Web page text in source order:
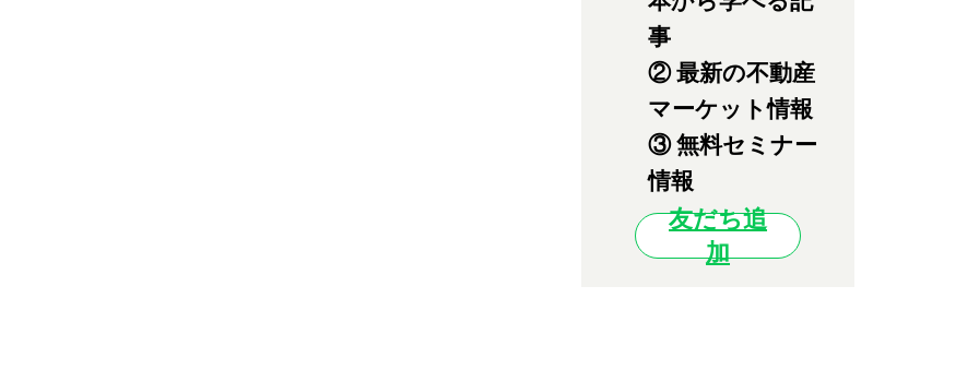
事
② 最新の不動産
マーケット情報
③ 無料セミナー
情報
友だち追
加